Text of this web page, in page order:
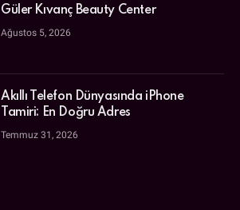
Güler Kıvanç Beauty Center
Ağustos 5, 2026
Akıllı Telefon Dünyasında iPhone
Tamiri: En Doğru Adres
Temmuz 31, 2026